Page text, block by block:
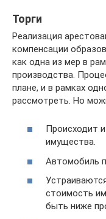
Торги
Реализация
компенсации
как одна из мер в
производства.
плане, и в рамках
рассмотреть. Но
Происходит
имущества.
Автомобиль
стоимость
быть ниже